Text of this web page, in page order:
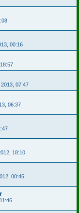
00:16
07:47
06:37
18:10
00:45